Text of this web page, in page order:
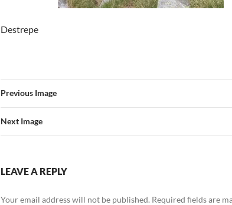
Destrepe
Previous Image
Next Image
LEAVE A REPLY
Your email address will not be published. Required fields are